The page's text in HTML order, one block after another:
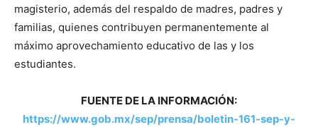
magisterio, además del respaldo de madres, padres y
familias, quienes contribuyen permanentemente al
máximo aprovechamiento educativo de las y los
estudiantes.
FUENTE DE LA INFORMACIÓN:
https://www.gob.mx/sep/prensa/boletin-161-sep-y-